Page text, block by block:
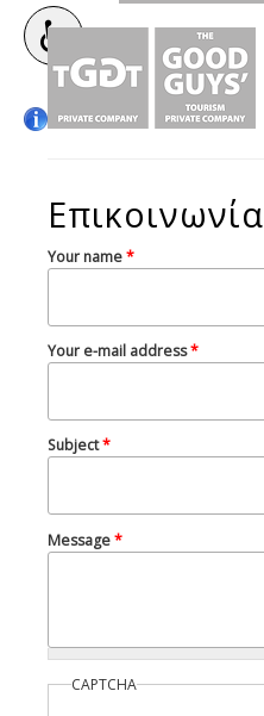
Επικοινωνία
Your name*
Your e-mail address*
Subject*
Message*
CAPTCHA